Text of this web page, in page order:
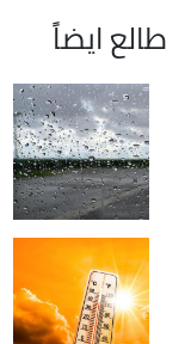
طالع ايضاً